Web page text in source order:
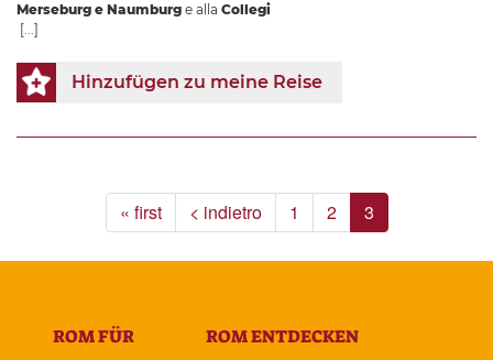
Merseburg e Naumburg e alla Collegi
[...]
Hinzufügen zu meine Reise
« first < indietro 1 2 3
ROM FÜR ROM ENTDECKEN